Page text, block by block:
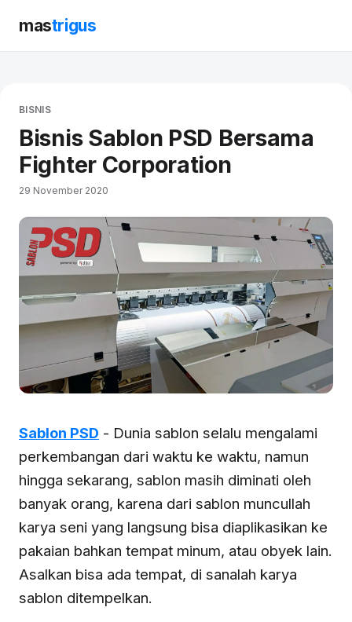
mastrigus
BISNIS
Bisnis Sablon PSD Bersama
Fighter Corporation
29 November 2020
Sablon PSD - Dunia sablon selalu mengalami
perkembangan dari waktu ke waktu, namun
hingga sekarang, sablon masih diminati oleh
banyak orang, karena dari sablon muncullah
karya seni yang langsung bisa diaplikasikan ke
pakaian bahkan tempat minum, atau obyek lain.
Asalkan bisa ada tempat, di sanalah karya
sablon ditempelkan.